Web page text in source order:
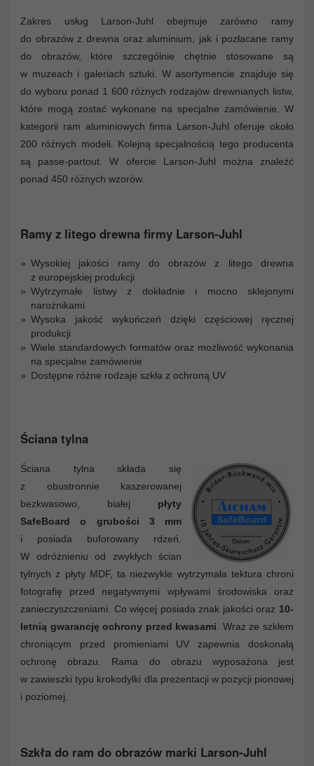
Zakres usług Larson-Juhl obejmuje zarówno ramy
do obrazów z drewna oraz aluminium, jak i pozłacane ramy
do obrazów, które szczególnie chętnie stosowane są
w muzeach i galeriach sztuki. W asortymencie znajduje się
do wyboru ponad 1 600 różnych rodzajów drewnianych listw,
które mogą zostać wykonane na specjalne zamówienie. W
kategorii ram aluminiowych firma Larson-Juhl oferuje około
200 różnych modeli. Kolejną specjalnością tego producenta
są passe-partout. W ofercie Larson-Juhl można znaleźć
ponad 450 różnych wzorów.
Ramy z litego drewna firmy Larson-Juhl
Wysokiej jakości ramy do obrazów z litego drewna
z europejskiej produkcji
Wytrzymałe listwy z dokładnie i mocno sklejonymi
narożnikami
Wysoka jakość wykończeń dzięki częściowej ręcznej
produkcji
Wiele standardowych formatów oraz możliwość wykonania
na specjalne zamówienie
Dostępne różne rodzaje szkła z ochroną UV
Ściana tylna
Ściana tylna składa się
z obustronnie kaszerowanej
bezkwasowo, białej płyty
SafeBoard o grubości 3 mm
i posiada buforowany rdzeń.
W odróżnieniu od zwykłych ścian
tylnych z płyty MDF, ta niezwykle wytrzymała tektura chroni
fotografię przed negatywnymi wpływami środowiska oraz
zanieczyszczeniami. Co więcej posiada znak jakości oraz 10-
letnią gwarancję ochrony przed kwasami. Wraz ze szkłem
chroniącym przed promieniami UV zapewnia doskonałą
ochronę obrazu. Rama do obrazu wyposażona jest
w zawieszki typu krokodylki dla prezentacji w pozycji pionowej
i poziomej.
Szkła do ram do obrazów marki Larson-Juhl